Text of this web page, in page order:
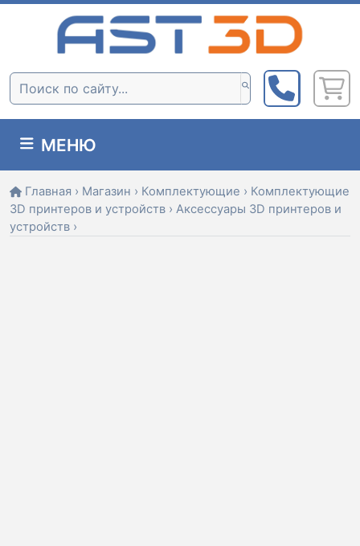
Skip
Поиск:
МЕНЮ
Главная › Магазин › Комплектующие › Комплектующие
3D принтеров и устройств › Аксессуары 3D принтеров и
устройств ›